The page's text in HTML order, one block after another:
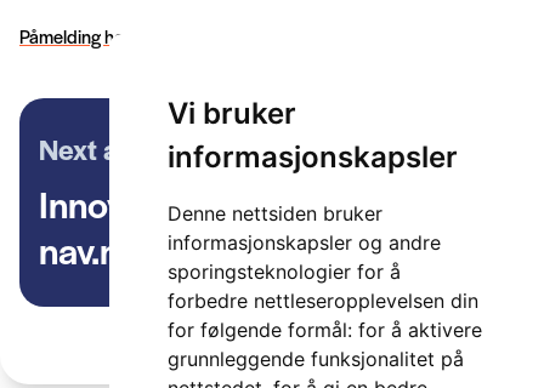
Vi bruker
informasjonskapsler
Denne nettsiden bruker
informasjonskapsler og andre
sporingsteknologier for å
forbedre nettleseropplevelsen din
for følgende formål: for å aktivere
grunnleggende funksjonalitet på
Påmelding her >>
Next article
Innovasjonskonferansen e-
nav.no 2019